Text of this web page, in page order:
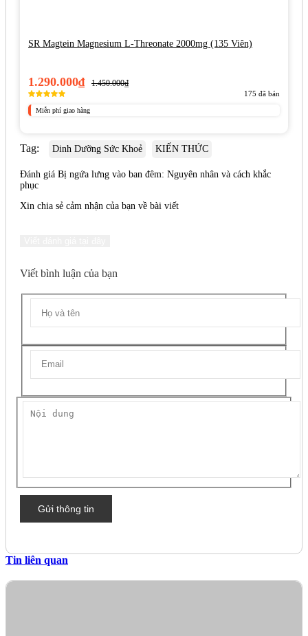
SR Magtein Magnesium L-Threonate 2000mg (135 Viên)
1.290.000₫ 1.450.000₫
175 đã bán
Miễn phí giao hàng
Tag: Dinh Dưỡng Sức Khoẻ KIẾN THỨC
Đánh giá Bị ngứa lưng vào ban đêm: Nguyên nhân và cách khắc
phục
Xin chia sẻ cảm nhận của bạn về bài viết
Viết bình luận của bạn
Gửi thông tin
Tin liên quan